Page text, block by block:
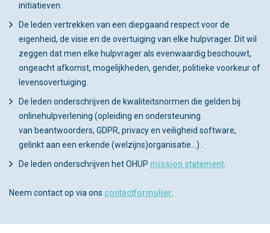
initiatieven.
De leden vertrekken van een diepgaand respect voor de
eigenheid, de visie en de overtuiging van elke hulpvrager. Dit wil
zeggen dat men elke hulpvrager als evenwaardig beschouwt,
ongeacht afkomst, mogelijkheden, gender, politieke voorkeur of
levensovertuiging.
De leden onderschrijven de kwaliteitsnormen die gelden bij
onlinehulpverlening (opleiding en ondersteuning
van beantwoorders, GDPR, privacy en veiligheid software,
gelinkt aan een erkende (welzijns)organisatie...) .
De leden onderschrijven het OHUP mission statement
Neem contact op via ons contactformulier